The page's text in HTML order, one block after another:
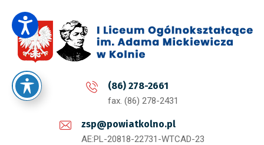
(86) 278-2661
fax. (86) 278-2431
zsp@powiatkolno.pl
AE:PL-20818-22731-WTCAD-23